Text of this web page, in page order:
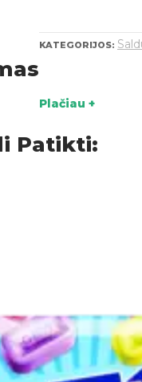
KATEGORIJOS:
Plačiau +
Patikti: